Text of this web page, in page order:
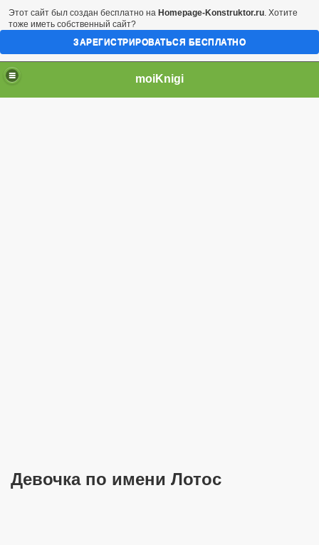
moiKnigi
Девочка по имени Лотос
Этот сайт был создан бесплатно на Homepage-Konstruktor.ru. Хотите
тоже иметь собственный сайт?
ЗАРЕГИСТРИРОВАТЬСЯ БЕСПЛАТНО